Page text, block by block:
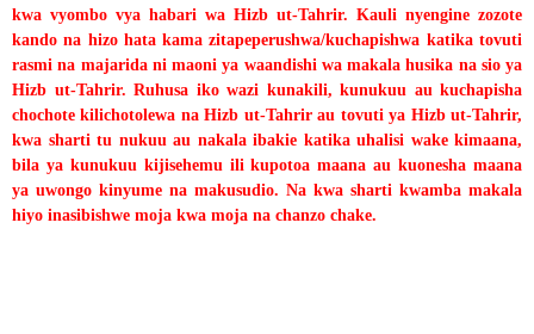
kwa vyombo vya habari wa Hizb ut-Tahrir. Kauli nyengine zozote
kando na hizo hata kama zitapeperushwa/kuchapishwa katika tovuti
rasmi na majarida ni maoni ya waandishi wa makala husika na sio ya
Hizb ut-Tahrir. Ruhusa iko wazi kunakili, kunukuu au kuchapisha
chochote kilichotolewa na Hizb ut-Tahrir au tovuti ya Hizb ut-Tahrir,
kwa sharti tu nukuu au nakala ibakie katika uhalisi wake kimaana,
bila ya kunukuu kijisehemu ili kupotoa maana au kuonesha maana
ya uwongo kinyume na makusudio. Na kwa sharti kwamba makala
hiyo inasibishwe moja kwa moja na chanzo chake.